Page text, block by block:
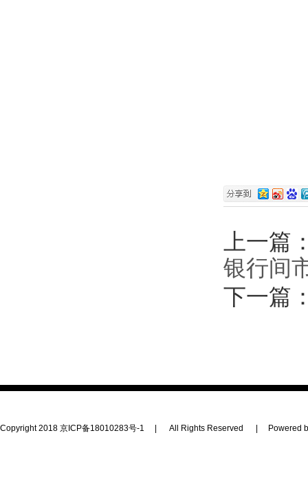
上一篇
银行间
下一篇
Copyright 2018 京ICP备18010283号-1 All Rights Reserved Powered